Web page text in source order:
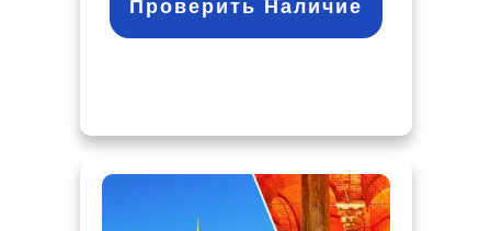
Проверить Наличие